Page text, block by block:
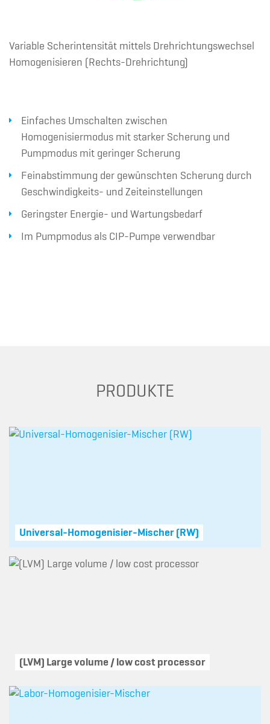
Variable Scherintensität mittels Drehrichtungswechsel
Homogenisieren (Rechts-Drehrichtung)
Einfaches Umschalten zwischen
Homogenisiermodus mit starker Scherung und
Pumpmodus mit geringer Scherung
Feinabstimmung der gewünschten Scherung durch
Geschwindigkeits- und Zeiteinstellungen
Geringster Energie- und Wartungsbedarf
Im Pumpmodus als CIP-Pumpe verwendbar
PRODUKTE
Universal-Homogenisier-Mischer (RW)
(LVM) Large volume / low cost processor